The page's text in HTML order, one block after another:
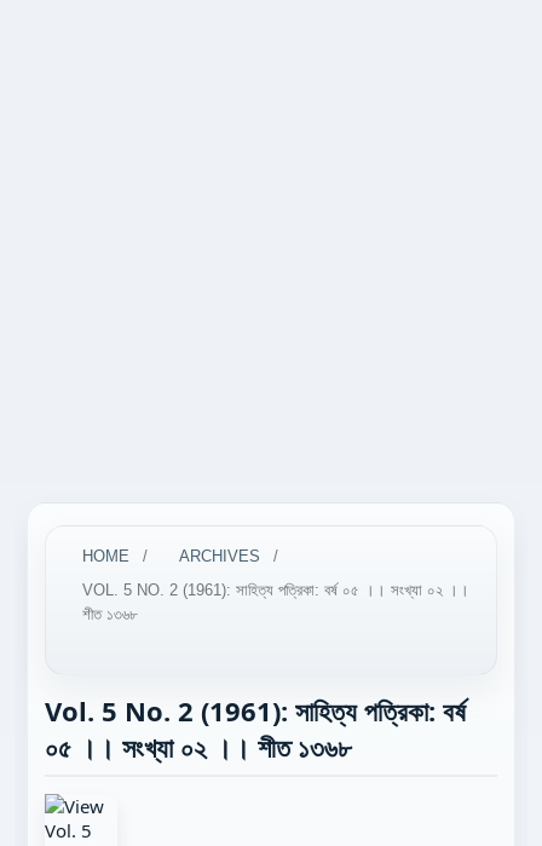
HOME / ARCHIVES
/
VOL. 5 NO. 2 (1961): সাহিত্য পত্রিকা: বর্ষ ০৫ ।। সংখ্যা ০২ ।।
শীত ১৩৬৮
Vol. 5 No. 2 (1961): সাহিত্য পত্রিকা: বর্ষ
০৫ ।। সংখ্যা ০২ ।। শীত ১৩৬৮